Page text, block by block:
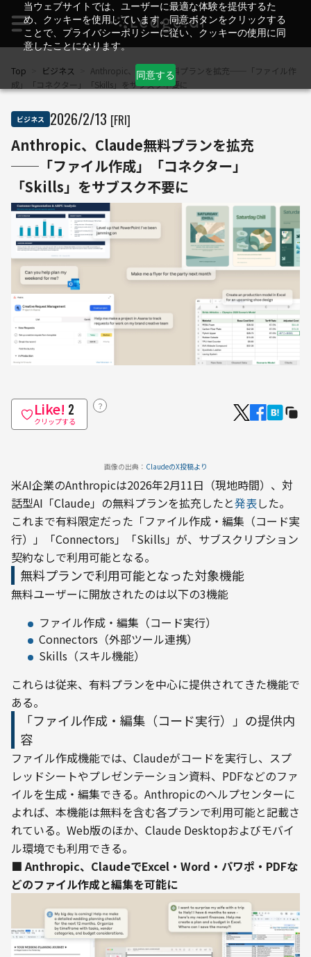
当ウェブサイトでは、ユーザーに最適な体験を提供するた
め、クッキーを使用しています。同意ボタンをクリックする
ことで、プライバシーポリシーに従い、クッキーの使用に同
意したことになります。
同意する
Top ビジネス
Anthropic、Claude無料プランを拡充──「ファイル作
成」「コネクター」「Skills」をサブスク不要に
ビジネス 2026/2/13 [FRI]
Anthropic、Claude無料プランを拡充
──「ファイル作成」「コネクター」
「Skills」をサブスク不要に
Like! 2
クリップする
？
画像の出典： ClaudeのX投稿より
米AI企業のAnthropicは2026年2月11日（現地時間）、対
話型AI「Claude」の無料プランを拡充したと発表した。
これまで有料限定だった「ファイル作成・編集（コード実
行）」「Connectors」「Skills」が、サブスクリプション
契約なしで利用可能となる。
無料プランで利用可能となった対象機能
無料ユーザーに開放されたのは以下の3機能
ファイル作成・編集（コード実行）
Connectors（外部ツール連携）
Skills（スキル機能）
これらは従来、有料プランを中心に提供されてきた機能で
ある。
「ファイル作成・編集（コード実行）」の提供内
容
ファイル作成機能では、Claudeがコードを実行し、スプ
レッドシートやプレゼンテーション資料、PDFなどのファ
イルを生成・編集できる。Anthropicのヘルプセンターに
よれば、本機能は無料を含む各プランで利用可能と記載さ
れている。Web版のほか、Claude Desktopおよびモバイ
ル環境でも利用できる。
■ Anthropic、ClaudeでExcel・Word・パワポ・PDFな
どのファイル作成と編集を可能に